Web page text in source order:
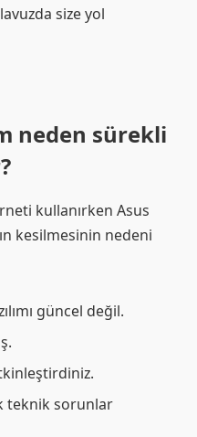
size yol
neden sürekli
kullanırken Asus
kesilmesinin nedeni
güncel değil.
teknik sorunlar